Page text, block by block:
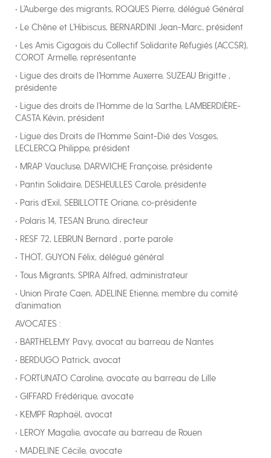
• L’Auberge des migrants, ROQUES Pierre, délégué Général
• Le Chêne et L’Hibiscus, BERNARDINI Jean-Marc, président
• Les Amis Cigagois du Collectif Solidarite Réfugiés (ACCSR),
COROT Armelle, représentante
• Ligue des droits de l’Homme Auxerre, SUZEAU Brigitte ,
présidente
• Ligue des droits de l’Homme de la Sarthe, LAMBERDIÈRE-
CASTA Kévin, président
• Ligue des Droits de l’Homme Saint-Dié des Vosges,
LECLERCQ Philippe, président
• MRAP Vaucluse, DARWICHE Françoise, présidente
• Pantin Solidaire, DESHEULLES Carole, présidente
• Paris d’Exil, SEBILLOTTE Oriane, co-présidente
• Polaris 14, TESAN Bruno, directeur
• RESF 72, LEBRUN Bernard , porte parole
• THOT, GUYON Félix, délégué général
• Tous Migrants, SPIRA Alfred, administrateur
• Union Pirate Caen, ADELINE Etienne, membre du comité
d’animation
AVOCAT.ES :
• BARTHELEMY Pavy, avocat au barreau de Nantes
• BERDUGO Patrick, avocat
• FORTUNATO Caroline, avocate au barreau de Lille
• GIFFARD Frédérique, avocate
• KEMPF Raphaël, avocat
• LEROY Magalie, avocate au barreau de Rouen
• MADELINE Cécile, avocate